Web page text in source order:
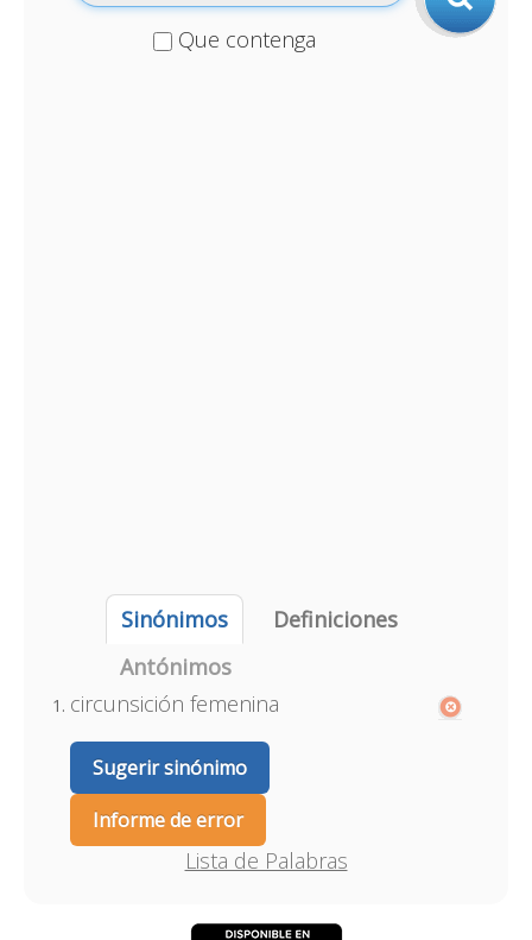
Que contenga
Sinónimos
Definiciones
Antónimos
circunsición femenina
Sugerir sinónimo
Informe de error
Lista de Palabras